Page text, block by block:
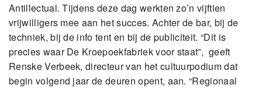
Antillectual. Tijdens deze dag werkten zo’n vijftien
vrijwilligers mee aan het succes. Achter de bar, bij de
techniek, bij de info tent en bij de publiciteit. “Dit is
precies waar De Kroepoekfabriek voor staat”,  geeft
Renske Verbeek, directeur van het cultuurpodium dat
begin volgend jaar de deuren opent, aan. “Regionaal